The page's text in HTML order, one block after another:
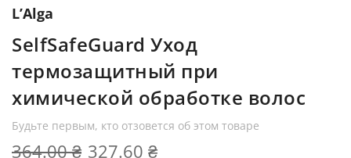
L’Alga
SelfSafeGuard Уход
термозащитный при
химической обработке волос
Будьте первым, кто отзовется об этом товаре
327.60 ₴
364.00 ₴